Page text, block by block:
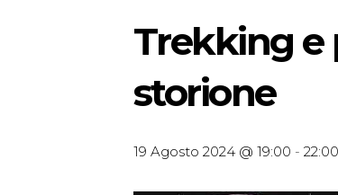
Trekking e
storione
19 Agosto 2024 @ 19:00 - 22:00